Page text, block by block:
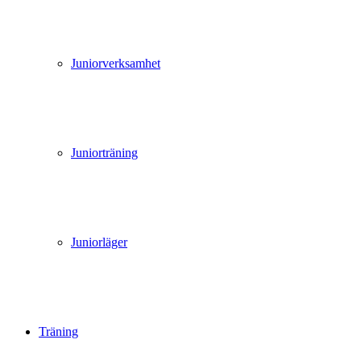
Juniorverksamhet
Juniorträning
Juniorläger
Träning